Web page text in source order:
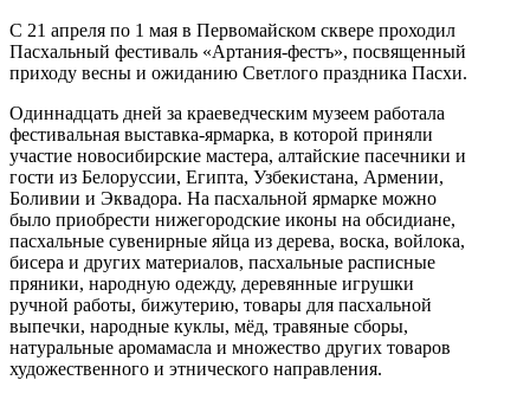
С 21 апреля по 1 мая в Первомайском сквере проходил
Пасхальный фестиваль «Артания-фестъ», посвященный
приходу весны и ожиданию Светлого праздника Пасхи.
Одиннадцать дней за краеведческим музеем работала
фестивальная выставка-ярмарка, в которой приняли
участие новосибирские мастера, алтайские пасечники и
гости из Белоруссии, Египта, Узбекистана, Армении,
Боливии и Эквадора. На пасхальной ярмарке можно
было приобрести нижегородские иконы на обсидиане,
пасхальные сувенирные яйца из дерева, воска, войлока,
бисера и других материалов, пасхальные расписные
пряники, народную одежду, деревянные игрушки
ручной работы, бижутерию, товары для пасхальной
выпечки, народные куклы, мёд, травяные сборы,
натуральные аромамасла и множество других товаров
художественного и этнического направления.